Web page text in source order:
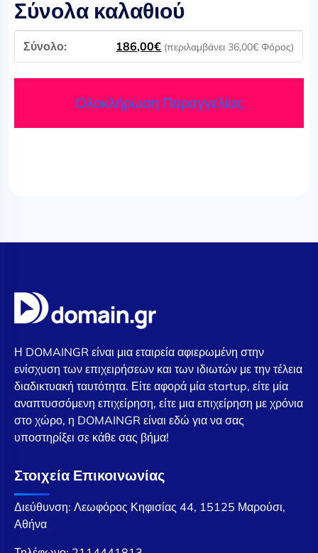
Σύνολα καλαθιού
186,00€ (περιλαμβάνει 36,00€ Φόρος)
Ολοκλήρωση Παραγγελίας
Η DOMAINGR είναι μια εταιρεία αφιερωμένη στην
ενίσχυση των επιχειρήσεων και των ιδιωτών με την τέλεια
διαδικτυακή ταυτότητα. Είτε αφορά μία startup, είτε μία
αναπτυσσόμενη επιχείρηση, είτε μια επιχείρηση με χρόνια
στο χώρο, η DOMAINGR είναι εδώ για να σας
υποστηρίξει σε κάθε σας βήμα!
Στοιχεία Επικοινωνίας
Διεύθυνση: Λεωφόρος Κηφισίας 44, 15125 Μαρούσι,
Αθήνα